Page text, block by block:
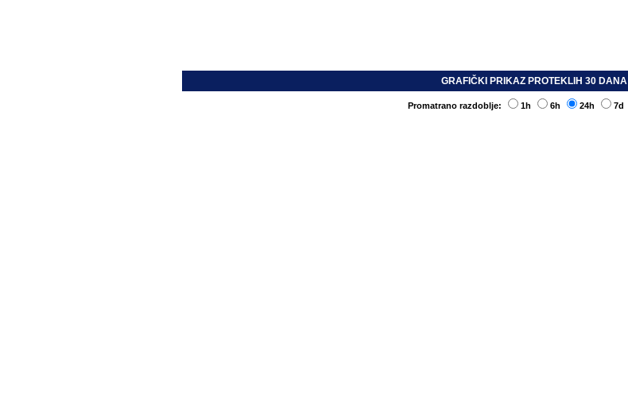
GRAFIČKI PRIKAZ PROTEKLIH 30 DANA
Promatrano razdoblje: 1h 6h 24h 7d